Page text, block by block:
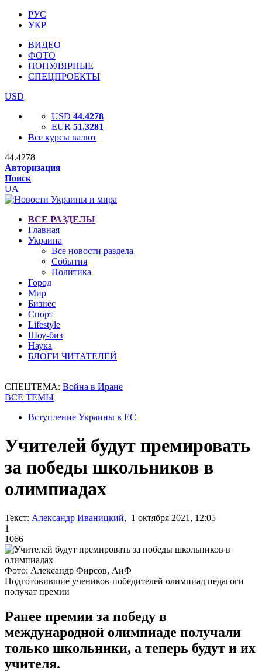
РУС
УКР
ВИДЕО
ФОТО
ПОПУЛЯРНЫЕ
СПЕЦПРОЕКТЫ
USD
USD 44.4278
EUR 51.3281
Все курсы валют
44.4278
Авторизация
Поиск
UA
ВСЕ РАЗДЕЛЫ
Главная
Украина
Все новости раздела
События
Политика
Город
Мир
Бизнес
Спорт
Lifestyle
Шоу-биз
Наука
БЛОГИ ЧИТАТЕЛЕЙ
СПЕЦТЕМА: Война в Иране
ВСЕ ТЕМЫ
Вступление Украины в ЕС
Учителей будут премировать
за победы школьников в
олимпиадах
Текст: Александр Иваницкий, 1 октября 2021, 12:05
1
1066
Фото: Александр Фирсов, АиФ
Подготовившие учеников-победителей олимпиад педагоги
получат премии
Ранее премии за победу в
международной олимпиаде получали
только школьники, а теперь будут и их
учителя.